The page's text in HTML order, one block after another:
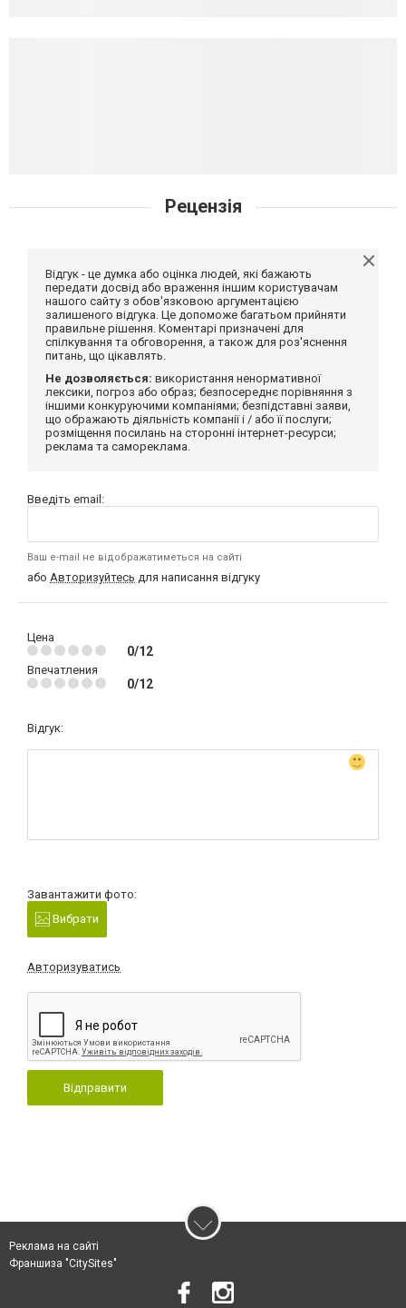
Рецензія
Відгук - це думка або оцінка людей, які бажають
передати досвід або враження іншим користувачам
нашого сайту з обов'язковою аргументацією
залишеного відгука. Це допоможе багатьом прийняти
правильне рішення. Коментарі призначені для
спілкування та обговорення, а також для роз'яснення
питань, що цікавлять.
Не дозволяється: використання ненормативної
лексики, погроз або образ; безпосереднє порівняння з
іншими конкуруючими компаніями; безпідставні заяви,
що ображають діяльність компанії і / або її послуги;
розміщення посилань на сторонні інтернет-ресурси;
реклама та самореклама.
Введіть email:
Ваш e-mail не відображатиметься на сайті
або Авторизуйтесь для написання відгуку
Цена
0/12
Впечатления
0/12
Відгук:
Завантажити фото:
Вибрати
Авторизуватись
Відправити
Реклама на сайті
Франшиза "CitySites"